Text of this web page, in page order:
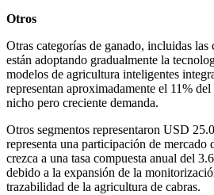
Otros
Otras categorías de ganado, incluidas las
están adoptando gradualmente la
modelos de agricultura inteligentes
representan aproximadamente el 11%
nicho pero creciente demanda.
Otros segmentos representaron USD
representa una participación de mercado
crezca a una tasa compuesta anual del
debido a la expansión de la
trazabilidad de la agricultura de cabras.